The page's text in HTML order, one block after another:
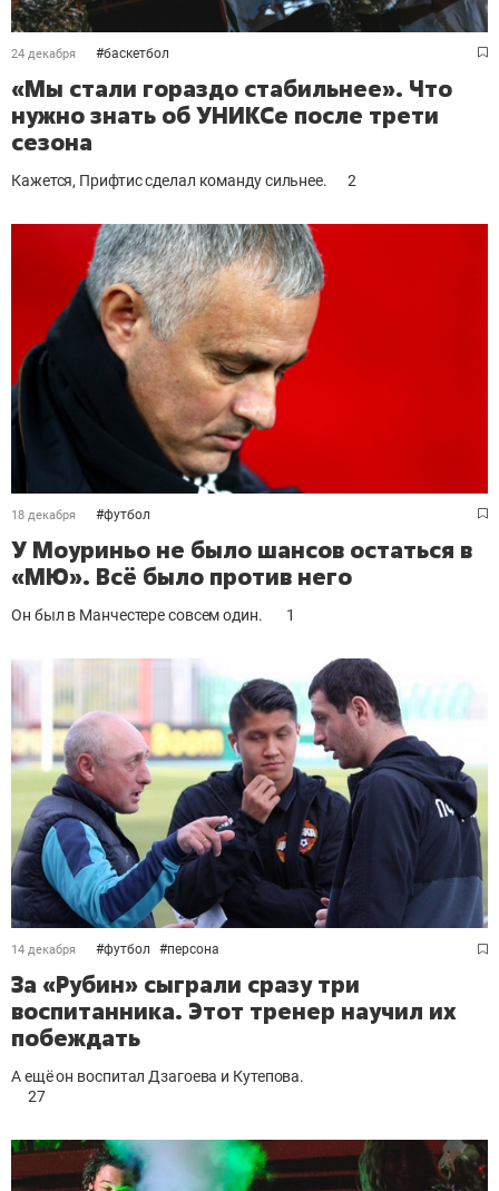
24 декабря #баскетбол
«Мы стали гораздо стабильнее». Что
нужно знать об УНИКСе после трети
сезона
Кажется, Прифтис сделал команду сильнее. 2
18 декабря #футбол
У Моуриньо не было шансов остаться в
«МЮ». Всё было против него
Он был в Манчестере совсем один. 1
14 декабря #футбол #персона
За «Рубин» сыграли сразу три
воспитанника. Этот тренер научил их
побеждать
А ещё он воспитал Дзагоева и Кутепова.
27